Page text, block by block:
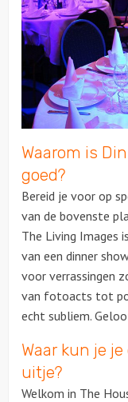
Waarom is
goed?
Bereid je voor op
van de bovenste
The Living Images
van een dinner
voor verrassingen
van fotoacts tot
echt subliem.
Waar kun je
uitje?
Welkom in The